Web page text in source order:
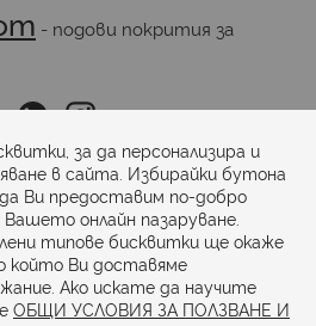
- подови покрития за
за да персонализира и
в сайта. Избирайки бутона
Ви предоставим по-добро
онлайн пазаруване.
типове бисквитки ще окаже
който Ви доставяме
Ако искате да научите
ОБЩИ УСЛОВИЯ ЗА ПОЛЗВАНЕ И